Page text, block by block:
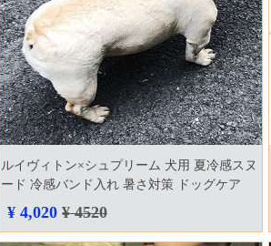
ルイヴィトン×シュプリーム 犬用 夏冷感スヌ
ード 冷感バンド入れ 暑さ対策 ドッグケア
louis vuitton×supreme 保冷剤入れ lv sup 犬用品
首元ひんやり​ 冷感スカーフ 冷やし 犬 首巻き
物 涼しい
¥ 4,020 ¥ 4520